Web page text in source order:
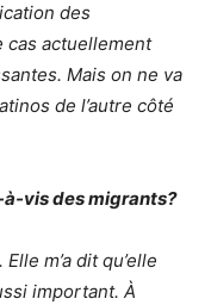
des
cas actuellement
Mais on ne va
de l’autre côté
vis des migrants?
m’a dit qu’elle
important. À